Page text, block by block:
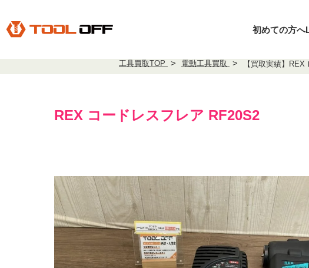
初めての方へ
工具買取TOP 電動工具買取 【買取実績】
REX コードレスフレア RF20S2